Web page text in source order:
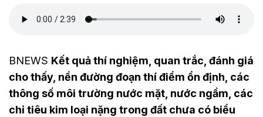
BNEWS Kết quả thí nghiệm, quan trắc, đánh giá
cho thấy, nền đường đoạn thí điểm ổn định, các
thông số môi trường nước mặt, nước ngầm, các
chỉ tiêu kim loại nặng trong đất chưa có biểu